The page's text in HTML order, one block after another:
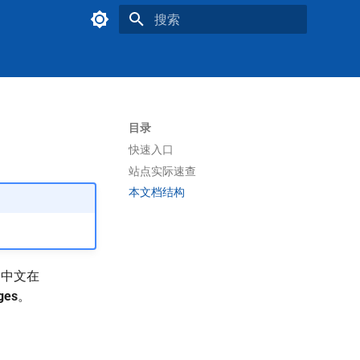
目录
快速入口
站点实际速查
本文档结构
文在
。